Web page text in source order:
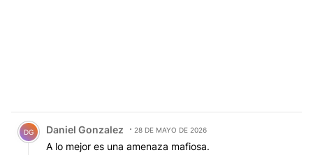
Comentario de Daniel Gonzalez.
DG Daniel Gonzalez 28 DE MAYO DE 2026
A lo mejor es una amenaza mafiosa.